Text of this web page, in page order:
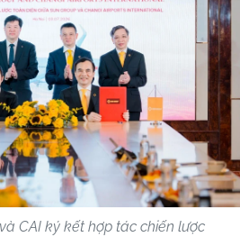
CAI ký kết hợp tác chiến lược